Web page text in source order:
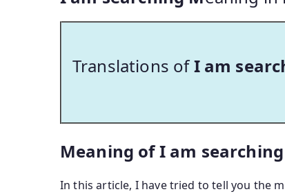
Translations ofI am
Meaning of I am
In this article, I have tried to tell you the